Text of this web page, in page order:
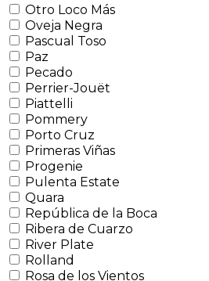
Otro Loco Más
Oveja Negra
Pascual Toso
Paz
Pecado
Perrier-Jouët
Piattelli
Pommery
Porto Cruz
Primeras Viñas
Progenie
Pulenta Estate
Quara
República de la Boca
Ribera de Cuarzo
River Plate
Rolland
Rosa de los Vientos